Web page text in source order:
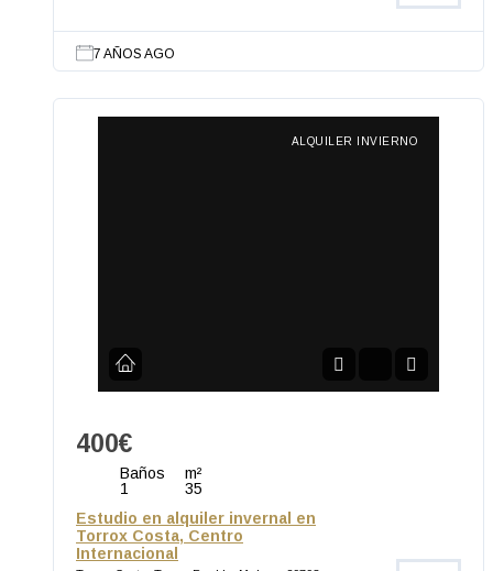
7 AÑOS AGO
ALQUILER INVIERNO
400€
Baños
1
m²
35
Estudio en alquiler invernal en
Torrox Costa, Centro
Internacional